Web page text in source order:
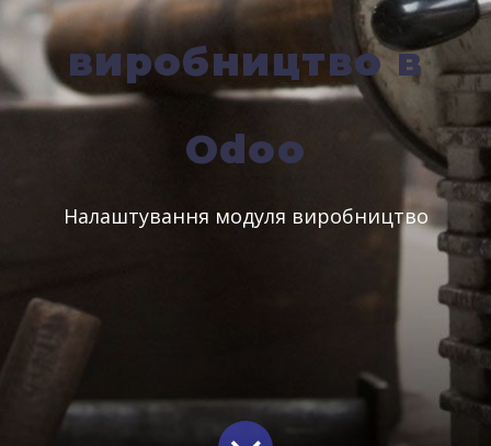
виробництво в
Odoo
Налаштування модуля виробництво